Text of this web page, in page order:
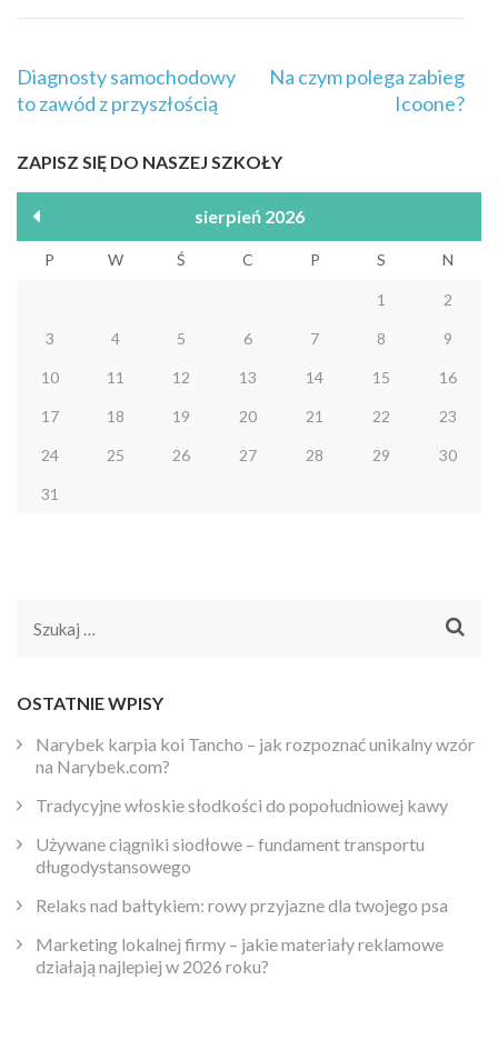
Nawigacja
wpisu
Diagnosty samochodowy
to zawód z przyszłością
Na czym polega zabieg
Icoone?
ZAPISZ SIĘ DO NASZEJ SZKOŁY
sierpień 2026
P W Ś C P S N
1 2
3 4 5 6 7 8 9
10 11 12 13 14 15 16
17 18 19 20 21 22 23
24 25 26 27 28 29 30
31
Szukaj:
OSTATNIE WPISY
Narybek karpia koi Tancho – jak rozpoznać unikalny wzór
na Narybek.com?
Tradycyjne włoskie słodkości do popołudniowej kawy
Używane ciągniki siodłowe – fundament transportu
długodystansowego
Relaks nad bałtykiem: rowy przyjazne dla twojego psa
Marketing lokalnej firmy – jakie materiały reklamowe
działają najlepiej w 2026 roku?